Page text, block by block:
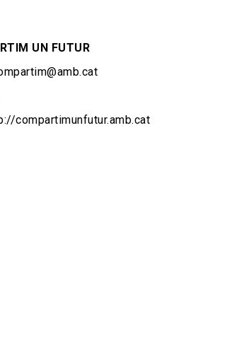
UN FUTUR
compartimunfutur.amb.cat